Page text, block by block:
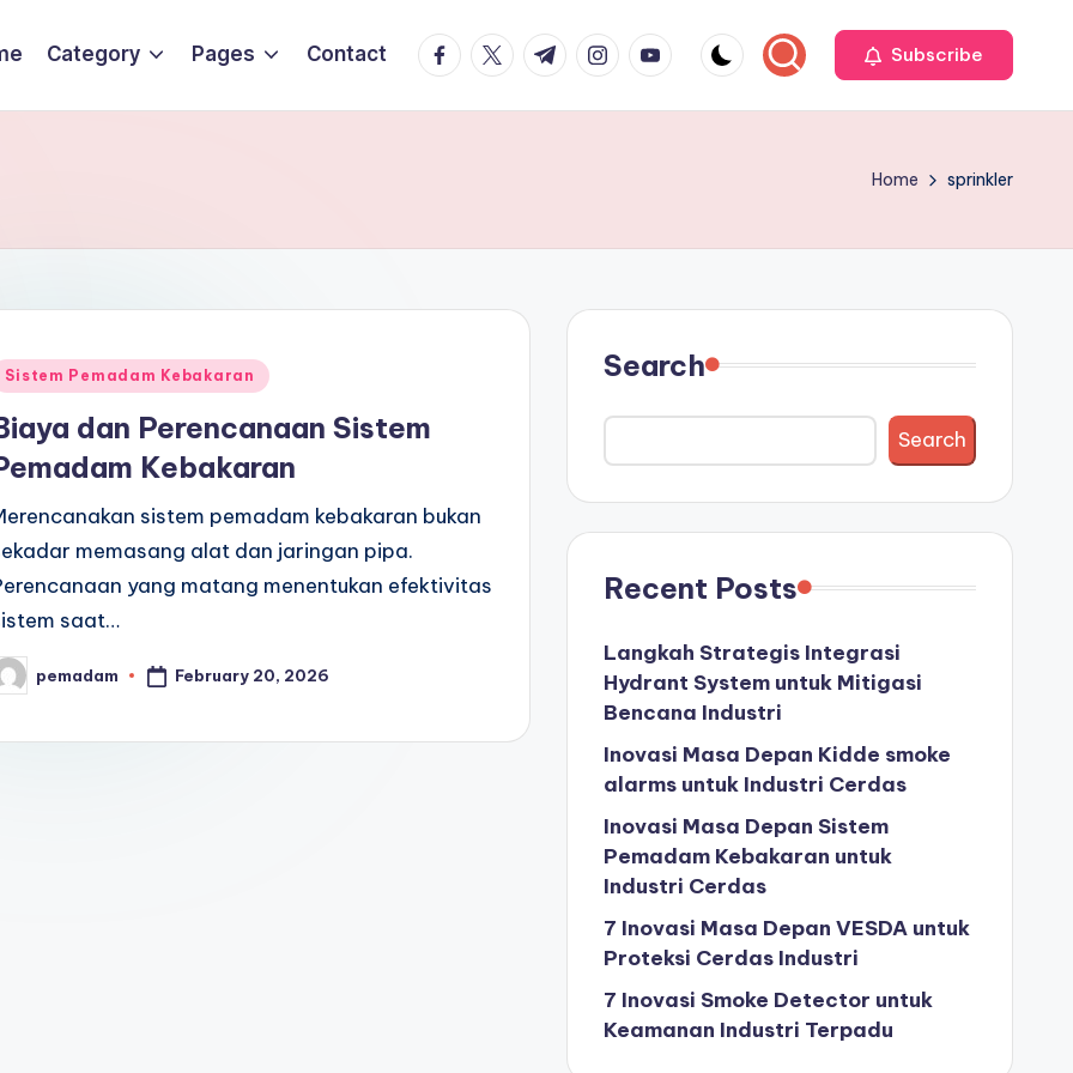
Category Pages Contact Facebook
TwitterTelegramInstagram
Youtube Subscribe
Home sprinkler
Sistem Pemadam Kebakaran
dan Perencanaan Sistem
Kebakaran
sistem pemadam kebakaran bukan
memasang alat dan jaringan pipa.
yang matang menentukan efektivitas
saat…
pemadam February 20, 2026
Search
Search
Recent Posts
Langkah Strategis Integrasi
Hydrant System untuk Mitigasi
Bencana Industri
Inovasi Masa Depan Kidde smoke
alarms untuk Industri Cerdas
Inovasi Masa Depan Sistem
Pemadam Kebakaran untuk
Industri Cerdas
7 Inovasi Masa Depan VESDA untuk
Proteksi Cerdas Industri
7 Inovasi Smoke Detector untuk
Keamanan Industri Terpadu